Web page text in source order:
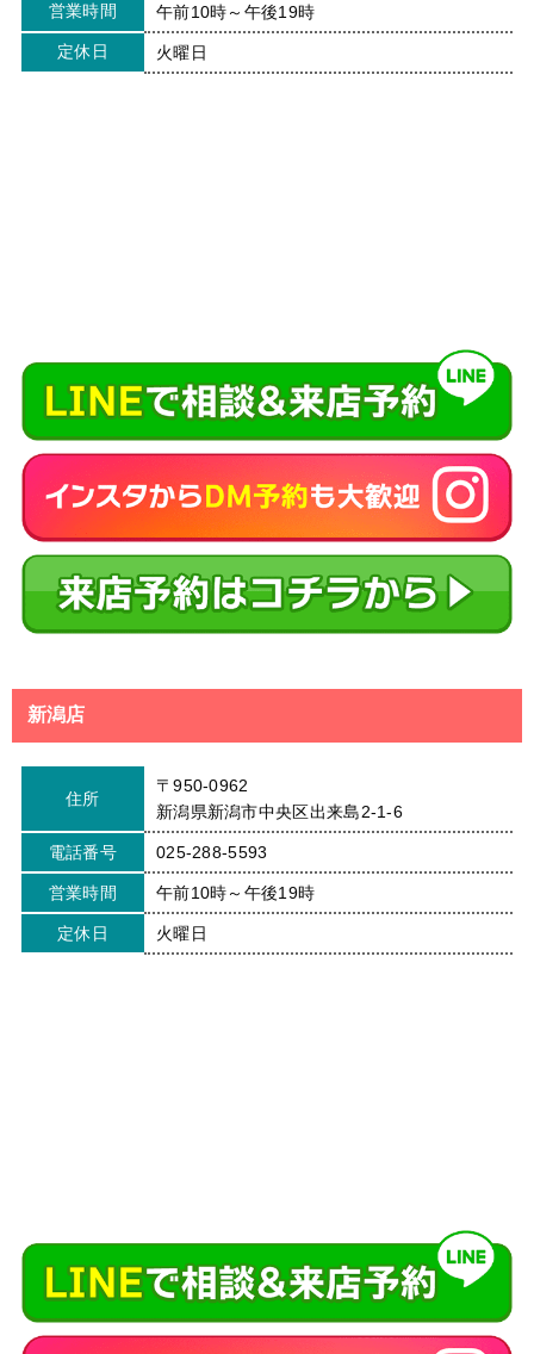
営業時間 午前10時～午後19時
定休日 火曜日
新潟店
住所
〒950-0962
新潟県新潟市中央区出来島2-1-6
電話番号 025-288-5593
営業時間 午前10時～午後19時
定休日 火曜日